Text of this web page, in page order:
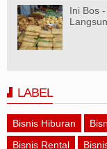
Ini Bos
LABEL
Bisnis Hiburan
Bisnis Rental